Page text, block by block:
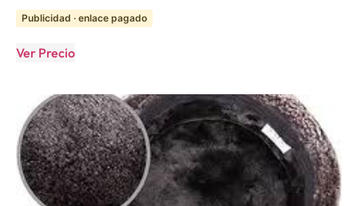
Publicidad · enlace pagado
Ver Precio